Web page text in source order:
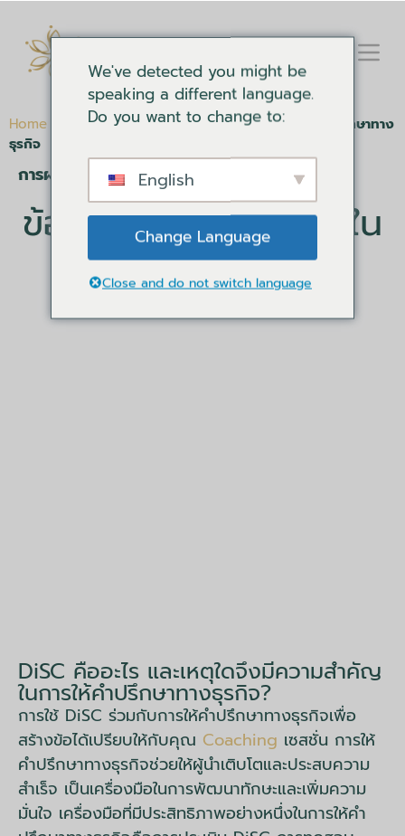
Home Coaching- ข้อดีของการใช้ DiSC ในการให้คำปรึกษาทาง
ธุรกิจ
การผสมผสานสิ่งที่ดีที่สุดของสองโลก
ข้อดีของการใช้ DiSC ใน
การให้คำปรึกษาทาง
ธุรกิจ
DiSC คืออะไร และเหตุใดจึงมีความสำคัญ
ในการให้คำปรึกษาทางธุรกิจ?
การใช้ DiSC ร่วมกับการให้คำปรึกษาทางธุรกิจเพื่อ
สร้างข้อได้เปรียบให้กับคุณ Coaching เซสชั่น การให้
คำปรึกษาทางธุรกิจช่วยให้ผู้นำเติบโตและประสบความ
สำเร็จ เป็นเครื่องมือในการพัฒนาทักษะและเพิ่มความ
มั่นใจ เครื่องมือที่มีประสิทธิภาพอย่างหนึ่งในการให้คำ
We've detected you might be
speaking a different language.
Do you want to change to:
English
Change Language
Close and do not switch language